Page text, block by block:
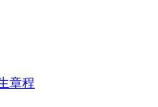
章程